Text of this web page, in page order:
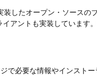
したオープン・ソースの
アントも実装しています
で必要な情報やインスト